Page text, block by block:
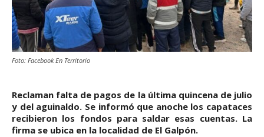
Foto: Facebook En Territorio
Reclaman falta de pagos de la última quincena de julio
y del aguinaldo. Se informó que anoche los capataces
recibieron los fondos para saldar esas cuentas. La
firma se ubica en la localidad de El Galpón.